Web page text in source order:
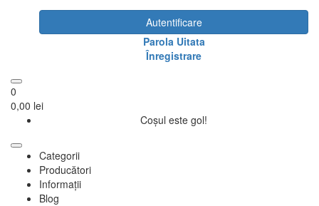
Autentificare
Parola Uitata
Înregistrare
0
0,00 lei
Coșul este gol!
Categorii
Producători
Informații
Blog